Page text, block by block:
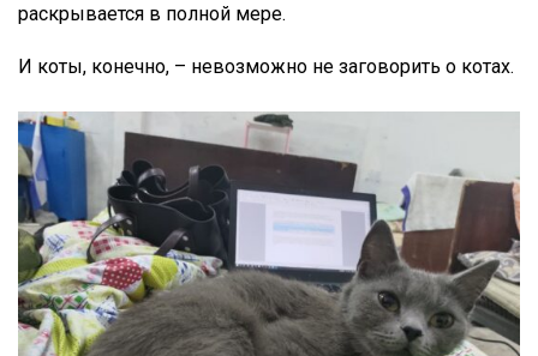
раскрывается в полной мере.
И коты, конечно, – невозможно не заговорить о котах.